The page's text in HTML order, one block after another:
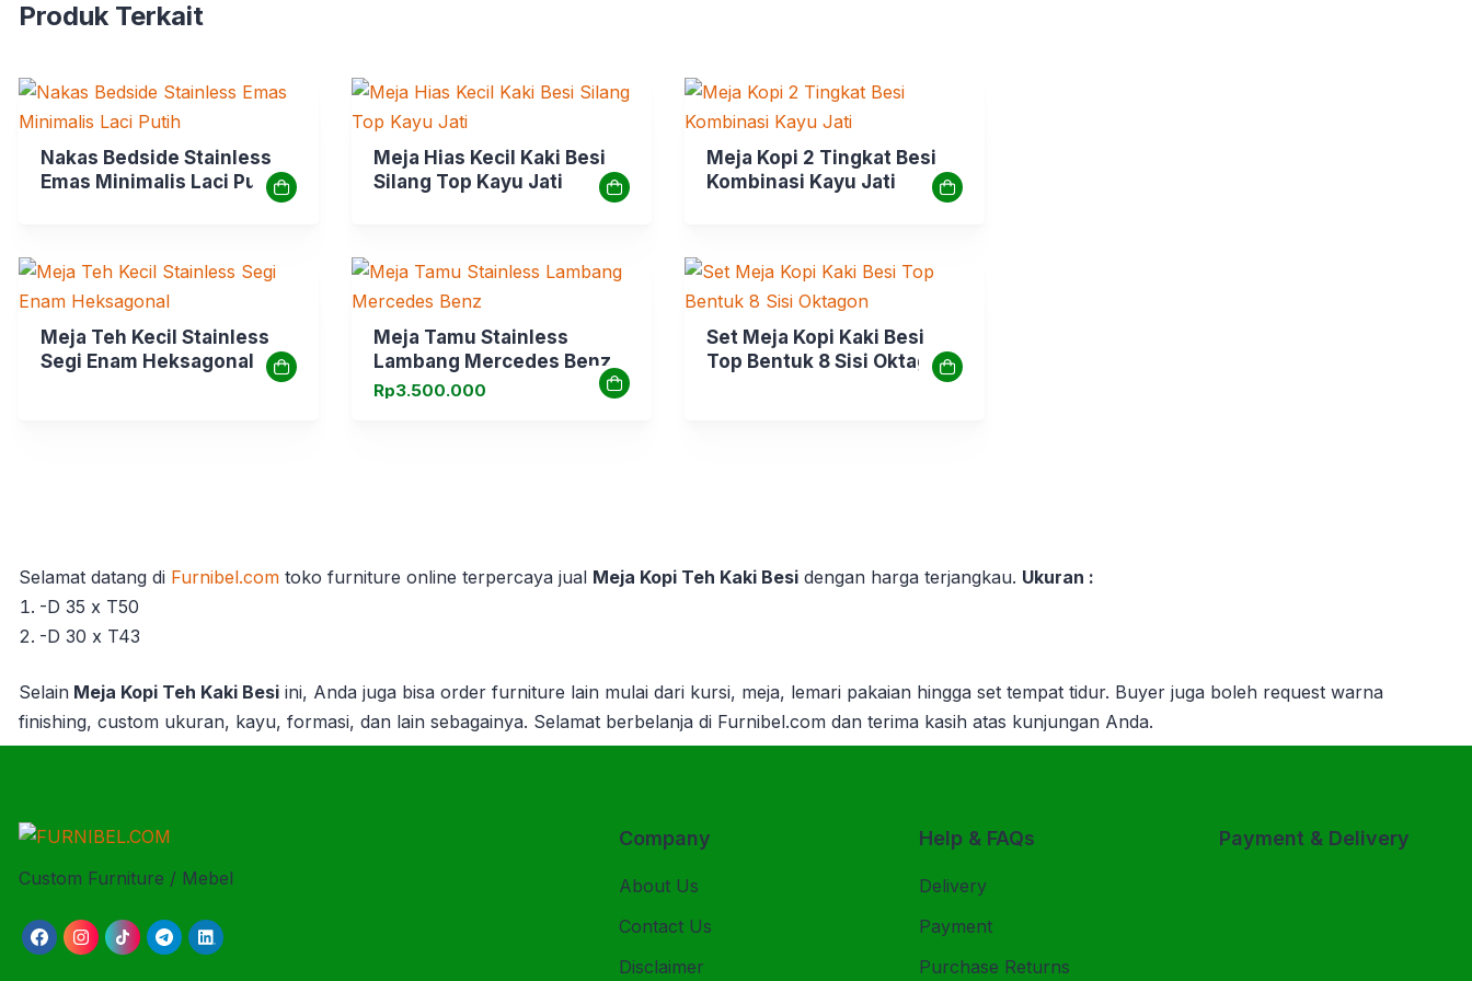
Produk Terkait
Nakas Bedside Stainless
Emas Minimalis Laci Putih
Meja Hias Kecil Kaki Besi
Silang Top Kayu Jati
Meja Kopi 2 Tingkat Besi
Kombinasi Kayu Jati
Meja Teh Kecil Stainless
Segi Enam Heksagonal
Meja Tamu Stainless
Lambang Mercedes Benz
Rp3.500.000
Set Meja Kopi Kaki Besi
Top Bentuk 8 Sisi Oktagon
Selamat datang di Furnibel.com toko furniture online terpercaya jual Meja Kopi Teh Kaki Besi dengan harga terjangkau. Ukuran :
-D 35 x T50
-D 30 x T43
Selain Meja Kopi Teh Kaki Besi ini, Anda juga bisa order furniture lain mulai dari kursi, meja, lemari pakaian hingga set tempat tidur. Buyer juga boleh request warna
finishing, custom ukuran, kayu, formasi, dan lain sebagainya. Selamat berbelanja di Furnibel.com dan terima kasih atas kunjungan Anda.
Custom Furniture / Mebel
Company
About Us
Contact Us
Disclaimer
Help & FAQs
Delivery
Payment
Purchase Returns
Payment & Delivery